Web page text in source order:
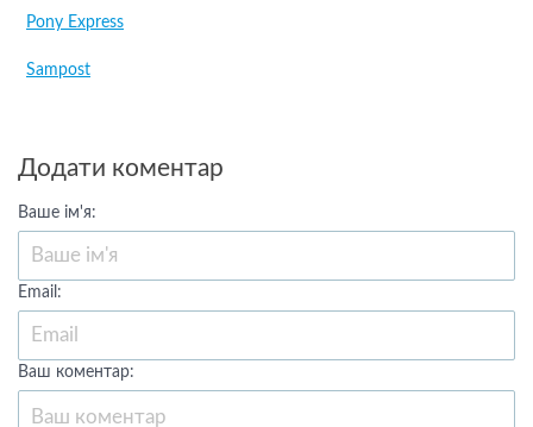
Pony Express
Sampost
Додати коментар
Ваше ім'я:
Email:
Ваш коментар: